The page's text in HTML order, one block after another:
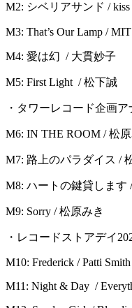
M2: シベリアサンド / kiss
M3: That’s Our Lamp /
M4: 愛は幻 / 大貫妙子
M5: First Light / 松下誠
・タワーレコード企画
M6: IN THE ROOM / 松
M7: 路上のパラダイス /
M8: ハートの鍵貸します
M9: Sorry / 松原みき
・レコードストアデイ
M10: Frederick / Patti Smith
M11: Night & Day /